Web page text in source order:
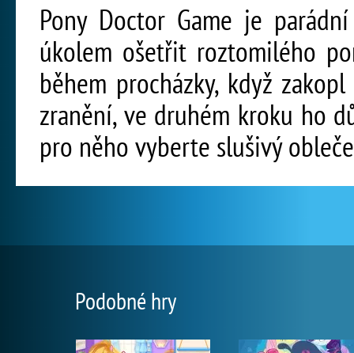
Pony Doctor Game je
úkolem ošetřit roztomilého
během procházky, když
zranění, ve druhém kroku ho
pro něho vyberte slušivý
Podobné hry